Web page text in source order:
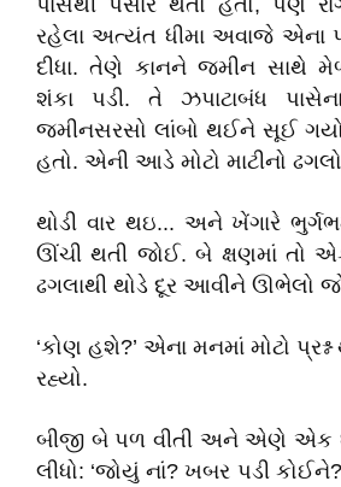
પાસેથી પસાર થતો હતો, પણ
રહેલા અત્યંત ધીમા અવાજે એના
દીધા. તેણે કાનને જમીન સાથે
શંકા પડી. તે ઝપાટાબંધ
જમીનસરસો લાંબો થઈને સૂઈ
હતો. એની આડે મોટો માટીનો
થોડી વાર થઇ... અને ખેંગારે
ઊંચી થતી જોઈ. બે ક્ષણમાં તો
ઢગલાથી થોડે દૂર આવીને ઊભેલો
‘કોણ હશે?’ એના મનમાં મોટો
રહ્યો.
બીજી બે પળ વીતી અને એણે એક
લીધો: ‘જોયું નાં? ખબર પડી